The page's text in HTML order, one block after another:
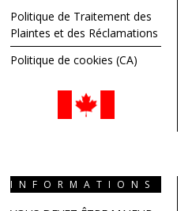
Politique de Traitement des
Plaintes et des Réclamations
Politique de cookies (CA)
INFORMATIONS